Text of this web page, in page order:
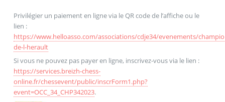
Privilégier un paiement en ligne via le QR code de l’affiche ou le
lien :
https://www.helloasso.com/associations/cdje34/evenements/
de-l-herault
Si vous ne pouvez pas payer en ligne, inscrivez-vous via le lien :
https://services.breizh-chess-
online.fr/chessevent/public/inscrForm1.php?
event=OCC_34_CHP342023.